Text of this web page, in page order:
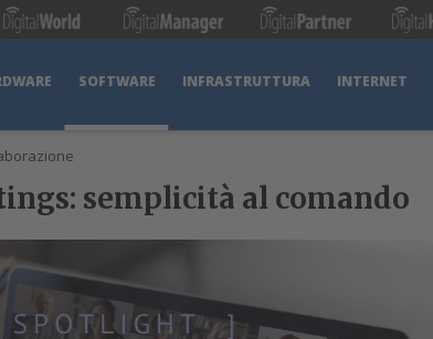
SOFTWARE INFRASTRUTTURA INTERNET
semplicità al comando